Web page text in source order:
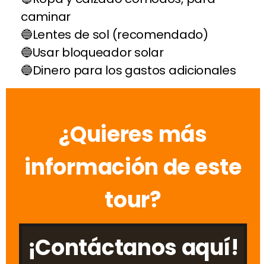
caminar
Lentes de sol (recomendado)
Usar bloqueador solar
Dinero para los gastos adicionales
¿Quieres más
información de este
tour?
¡Contáctanos aquí!